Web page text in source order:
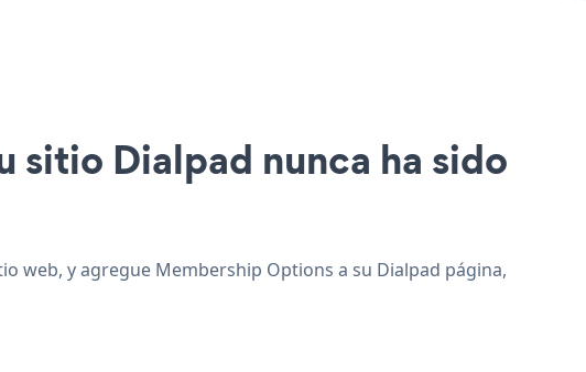
Dialpad nunca ha sido
web, y agregue Membership Options a su Dialpad página,